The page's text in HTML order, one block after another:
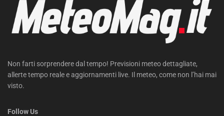
Non farti sorprendere dal tempo! Previsioni meteo dettagliate,
allerte tempo reale e aggiornamenti live. Il meteo, come non l’hai mai
visto.
Follow Us